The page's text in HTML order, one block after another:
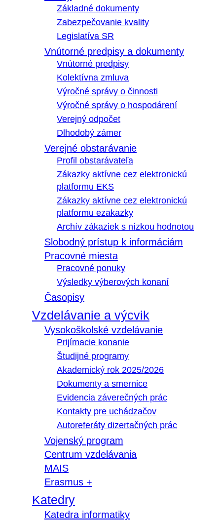
Základné dokumenty
Zabezpečovanie kvality
Legislatíva SR
Vnútorné predpisy a dokumenty
Vnútorné predpisy
Kolektívna zmluva
Výročné správy o činnosti
Výročné správy o hospodárení
Verejný odpočet
Dlhodobý zámer
Verejné obstarávanie
Profil obstarávateľa
Zákazky aktívne cez elektronickú
platformu EKS
Zákazky aktívne cez elektronickú
platformu ezakazky
Archív zákaziek s nízkou hodnotou
Slobodný prístup k informáciám
Pracovné miesta
Pracovné ponuky
Výsledky výberových konaní
Časopisy
Vzdelávanie a výcvik
Vysokoškolské vzdelávanie
Prijímacie konanie
Študijné programy
Akademický rok 2025/2026
Dokumenty a smernice
Evidencia záverečných prác
Kontakty pre uchádzačov
Autoreferáty dizertačných prác
Vojenský program
Centrum vzdelávania
MAIS
Erasmus +
Katedry
Katedra informatiky